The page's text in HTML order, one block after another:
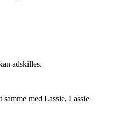
adskilles.
med Lassie, Lassie